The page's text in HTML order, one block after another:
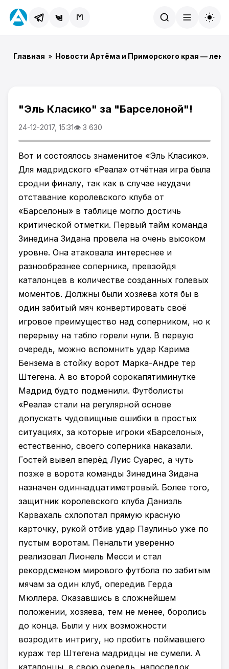
Главная » Новости Артёма и Приморского края —
"Эль Класико" за "Барселоной"!
24-12-2017, 15:31👁 3 630
Вот и состоялось знаменитое «Эль Класико».
Для мадридского «Реала» отчётная игра была
сродни финалу, так как в случае неудачи
отставание королевского клуба от
«Барселоны» в таблице могло достичь
критической отметки. Первый тайм команда
Зинедина Зидана провела на очень высоком
уровне. Она атаковала интереснее и
разнообразнее соперника, превзойдя
каталонцев в количестве созданных голевых
моментов. Должны были хозяева хотя бы в
один забитый мяч конвертировать своё
игровое преимущество над соперником, но к
перерыву на табло горели нули. В первую
очередь, можно вспомнить удар Карима
Бензема в стойку ворот Марка-Андре тер
Штегена. А во второй сорокапятиминутке
Мадрид будто подменили. Футболисты
«Реала» стали на регулярной основе
допускать чудовищные ошибки в простых
ситуациях, за которые игроки «Барселоны»,
естественно, своего соперника наказали.
Гостей вывел вперёд Луис Суарес, а чуть
позже в ворота команды Зинедина Зидана
назначен одиннадцатиметровый. Более того,
защитник королевского клуба Даниэль
Карвахаль схлопотал прямую красную
карточку, рукой отбив удар Паулиньо уже по
пустым воротам. Пенальти уверенно
реализовал Лионель Месси и стал
рекордсменом мирового футбола по забитым
мячам за один клуб, опередив Герда
Мюллера. Оказавшись в сложнейшем
положении, хозяева, тем не менее, боролись
до конца. Были у них возможности
возродить интригу, но пробить поймавшего
кураж тер Штегена мадридцы не сумели. А
каталонцы, в свою очередь, напоследок